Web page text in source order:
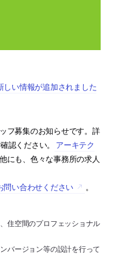
い情報が追加されました
フ募集のお知らせです。詳
認ください。
アーキテク
にも、色々な事務所の求人
問い合わせください
。
住空間のプロフェッショナル
バージョン等の設計を行って